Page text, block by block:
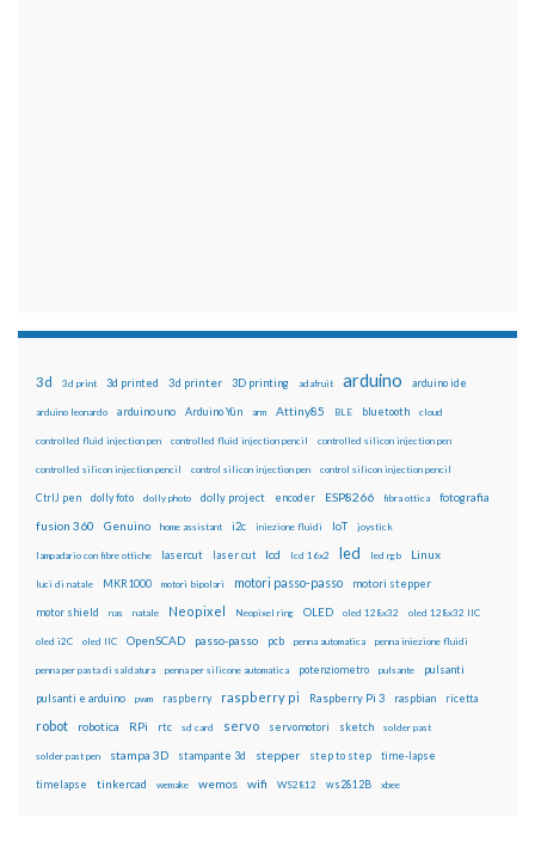
3d 3d print 3d printed 3d printer 3D printing adafruit arduino arduino ide
arduino leonardo arduino uno Arduino Yún arm Attiny85 BLE bluetooth cloud
controlled fluid injection pen controlled fluid injection pencil controlled silicon injection pen
controlled silicon injection pencil control silicon injection pen control silicon injection pencil
CtrlJ pen dolly foto dolly photo dolly project encoder ESP8266 fibra ottica fotografia
fusion 360 Genuino home assistant i2c iniezione fluidi IoT joystick
lampadario con fibre ottiche lasercut laser cut lcd lcd 16x2 led led rgb Linux
luci di natale MKR1000 motori bipolari motori passo-passo motori stepper
motor shield nas natale Neopixel Neopixel ring OLED oled 128x32 oled 128x32 IIC
oled i2C oled IIC OpenSCAD passo-passo pcb penna automatica penna iniezione fluidi
penna per pasta di saldatura penna per silicone automatica potenziometro pulsante pulsanti
pulsanti e arduino pwm raspberry raspberry pi Raspberry Pi 3 raspbian ricetta
robot robotica RPi rtc sd card servo servomotori sketch solder past
solder past pen stampa 3D stampante 3d stepper step to step time-lapse
timelapse tinkercad wemake wemos wifi WS2812 ws2812B xbee